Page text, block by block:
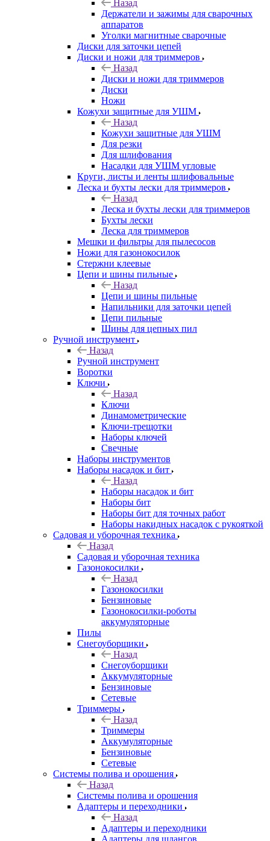
Назад
Держатели и зажимы для сварочных
аппаратов
Уголки магнитные сварочные
Диски для заточки цепей
Диски и ножи для триммеров
Назад
Диски и ножи для триммеров
Диски
Ножи
Кожухи защитные для УШМ
Назад
Кожухи защитные для УШМ
Для резки
Для шлифования
Насадки для УШМ угловые
Круги, листы и ленты шлифовальные
Леска и бухты лески для триммеров
Назад
Леска и бухты лески для триммеров
Бухты лески
Леска для триммеров
Мешки и фильтры для пылесосов
Ножи для газонокосилок
Стержни клеевые
Цепи и шины пильные
Назад
Цепи и шины пильные
Напильники для заточки цепей
Цепи пильные
Шины для цепных пил
Ручной инструмент
Назад
Ручной инструмент
Воротки
Ключи
Назад
Ключи
Динамометрические
Ключи-трещотки
Наборы ключей
Свечные
Наборы инструментов
Наборы насадок и бит
Назад
Наборы насадок и бит
Наборы бит
Наборы бит для точных работ
Наборы накидных насадок с рукояткой
Садовая и уборочная техника
Назад
Садовая и уборочная техника
Газонокосилки
Назад
Газонокосилки
Бензиновые
Газонокосилки-роботы
аккумуляторные
Пилы
Снегоуборщики
Назад
Снегоуборщики
Аккумуляторные
Бензиновые
Сетевые
Триммеры
Назад
Триммеры
Аккумуляторные
Бензиновые
Сетевые
Системы полива и орошения
Назад
Системы полива и орошения
Адаптеры и переходники
Назад
Адаптеры и переходники
Адаптеры для шлангов